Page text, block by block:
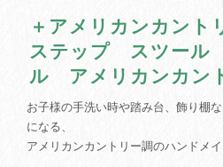
＋アメリカンカン
ステップ スツール
ル アメリカンカン
お子様の手洗い時や踏み台、飾り棚
になる、
アメリカンカントリー調のハンドメイ